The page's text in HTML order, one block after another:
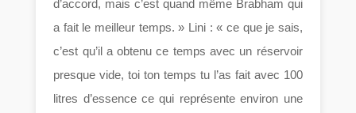
d’accord, mais c’est quand même Brabham qui
a fait le meilleur temps. » Lini : « ce que je sais,
c’est qu’il a obtenu ce temps avec un réservoir
presque vide, toi ton temps tu l’as fait avec 100
litres d’essence ce qui représente environ une